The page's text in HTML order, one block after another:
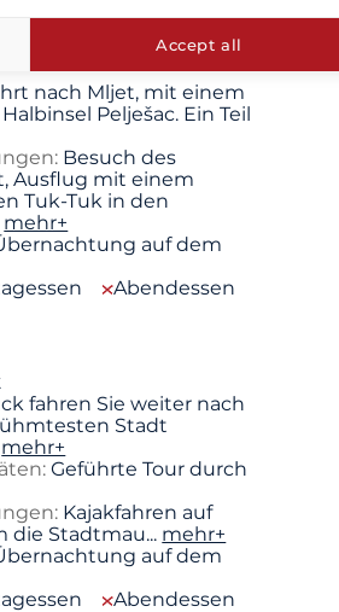
nach Mljet, mit einem
Pelješac. Ein Teil
Besuch des
Ausflug mit einem
Tuk-Tuk in den
mehr+
auf dem
Abendessen
fahren Sie weiter nach
Stadt
mehr+
Geführte Tour durch
Kajakfahren auf
die Stadtmau... mehr+
auf dem
Abendessen
Accept all